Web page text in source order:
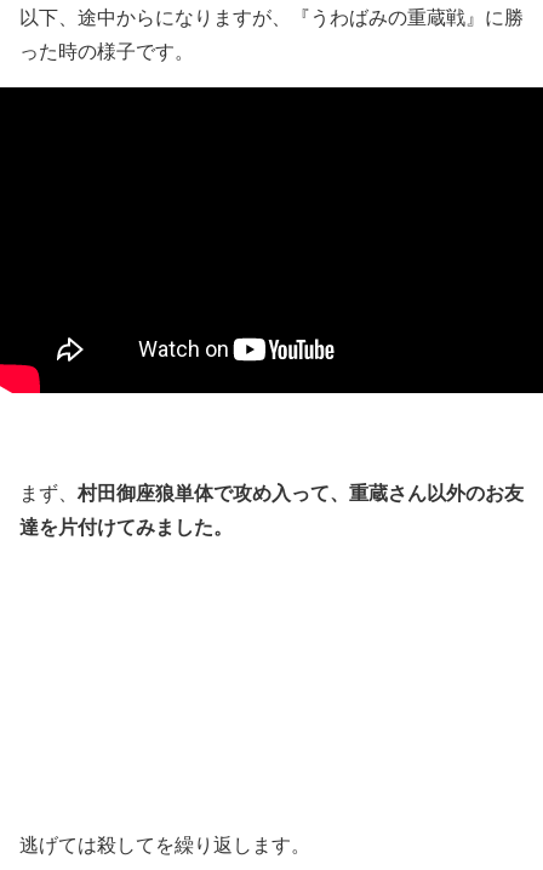
以下、途中からになりますが、『うわばみの重蔵戦』に勝
った時の様子です。
まず、 村田御座狼単体で攻め入って、重蔵さん以外のお友
達を片付けてみました。
逃げては殺してを繰り返します。